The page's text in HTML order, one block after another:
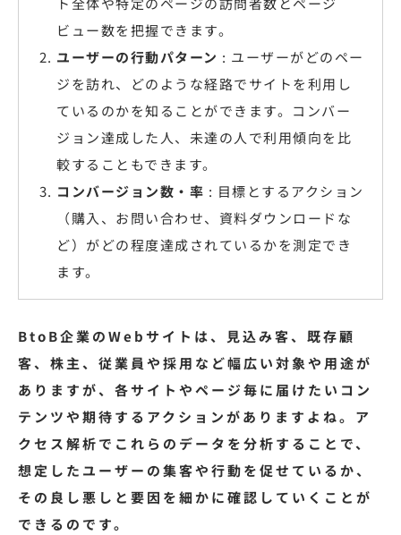
ビュー数を把握できます。
ユーザーの行動パターン : ユーザーがどのペー
ジを訪れ、どのような経路でサイトを利用し
ているのかを知ることができます。コンバー
ジョン達成した人、未達の人で利用傾向を比
較することもできます。
コンバージョン数・率 : 目標とするアクション
（購入、お問い合わせ、資料ダウンロードな
ど）がどの程度達成されているかを測定でき
ます。
BtoB企業のWebサイトは、見込み客、既存顧
客、株主、従業員や採用など幅広い対象や用途が
ありますが、各サイトやページ毎に届けたいコン
テンツや期待するアクションがありますよね。ア
クセス解析でこれらのデータを分析することで、
想定したユーザーの集客や行動を促せているか、
その良し悪しと要因を細かに確認していくことが
できるのです。